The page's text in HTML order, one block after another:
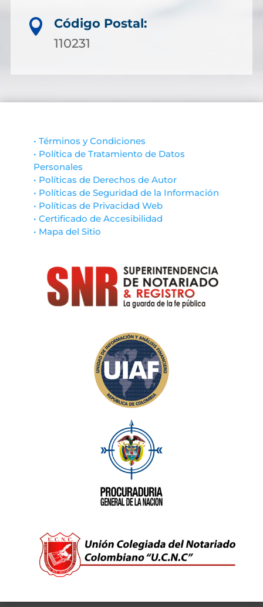

Código Postal:
110231
• Términos y Condiciones
• Política de Tratamiento de Datos
Personales
• Políticas de Derechos de Autor
• Políticas de Seguridad de la Información
• Políticas de Privacidad Web
• Certificado de Accesibilidad
• Mapa del Sitio